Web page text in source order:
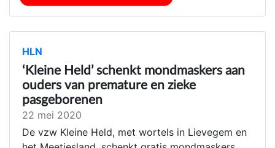
HLN
‘Kleine Held’ schenkt mondmaskers aan
ouders van premature en zieke
pasgeborenen
22 mei 2020
De vzw Kleine Held, met wortels in Lievegem en